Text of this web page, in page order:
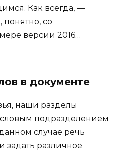
Как всегда, —
со
версии 2016…
в документе
наши разделы
подразделением
случае речь
задать различное